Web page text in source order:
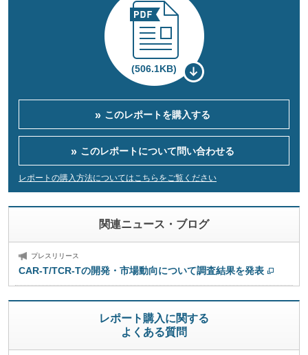
(506.1KB)
このレポートを購入する
このレポートについて問い合わせる
レポートの購入方法についてはこちらをご覧ください
関連ニュース・ブログ
プレスリリース
CAR-T/TCR-Tの開発・市場動向について調査結果を発表
レポート購入に関する
よくある質問